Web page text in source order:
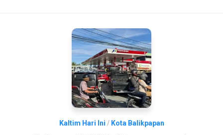
Kaltim Hari Ini / Kota Balikpapan